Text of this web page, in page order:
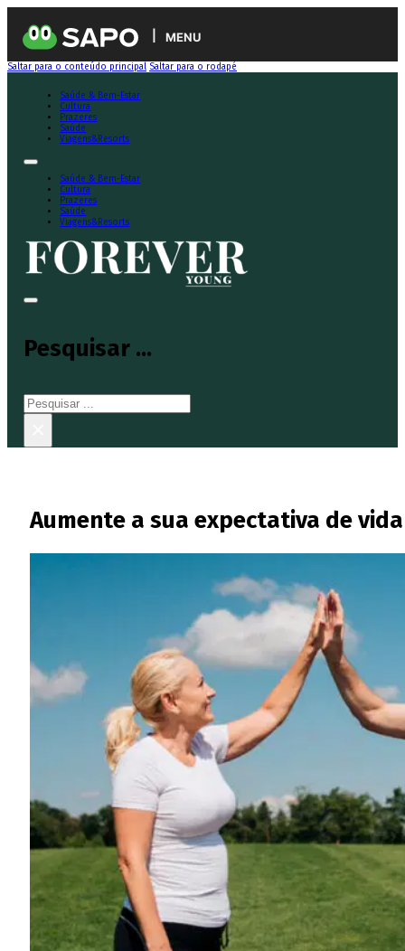
MENU
Saltar para o conteúdo principal Saltar para o rodapé
Saúde & Bem-Estar
Cultura
Prazeres
Saúde
Viagens&Resorts
Saúde & Bem-Estar
Cultura
Prazeres
Saúde
Viagens&Resorts
Pesquisar ...
Pesquisar
Aumente a sua expectativa de